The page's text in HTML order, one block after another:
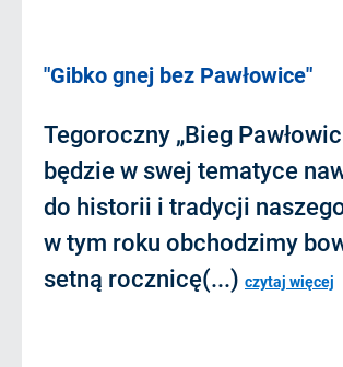
"Gibko gnej bez Pawłowice"
Tegoroczny „Bieg
będzie w swej tematyce
do historii i tradycji
w tym roku obchodzimy
setną rocznicę(...) czytaj więcej